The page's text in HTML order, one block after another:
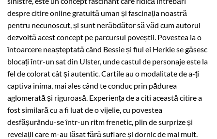
despre citire online gratuită uman și fascinația noastră
pentru necunoscut, și sunt nerăbdător să văd cum autorul
dezvoltă acest concept pe parcursul poveștii. Povestea ia o
întoarcere neașteptată când Bessie și fiul ei Herkie se găsesc
blocați într-un sat din Ulster, unde castul de personaje este la
fel de colorat cât și autentic. Cartile au o modalitate de a-ți
captiva inima, mai ales când te conduc prin pădurea
aglomerată și riguroasă. Experiența de a citi această citire a
fost similară cu a fi luat de o vijelie, cu povestea
desfășurându-se într-un ritm frenetic, plin de surprize și
revelații care m-au lăsat fără suflare și dornic de mai mult.